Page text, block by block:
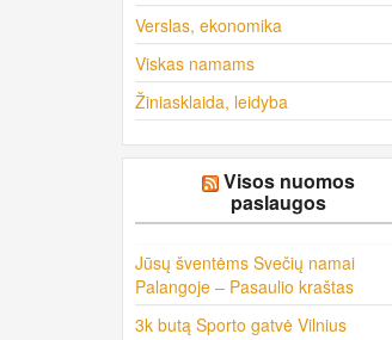
Verslas, ekonomika
Viskas namams
Žiniasklaida, leidyba
Visos nuomos
paslaugos
Jūsų šventėms Svečių namai
Palangoje – Pasaulio kraštas
3k butą Sporto gatvė Vilnius